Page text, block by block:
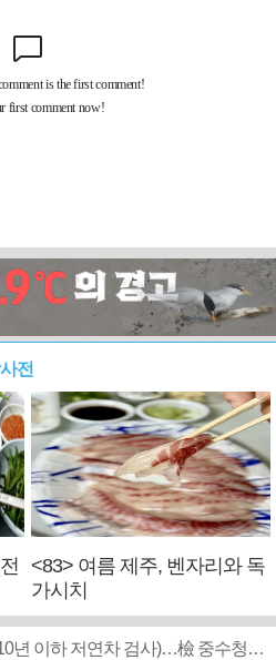
전
<83> 여름 제주, 벤자리와 독
가시치
■ 검사 신분 버리고 직급하향(10년 이하 저연차 검사)…檢 중수청행 기피